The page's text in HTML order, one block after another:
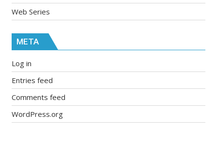
Web Series
META
Log in
Entries feed
Comments feed
WordPress.org